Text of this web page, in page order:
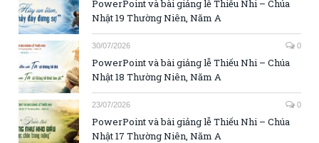
PowerPoint và bài giảng lễ Thiếu Nhi – Chúa
Nhật 19 Thường Niên, Năm A
30/07/2026 0
PowerPoint và bài giảng lễ Thiếu Nhi – Chúa
Nhật 18 Thường Niên, Năm A
23/07/2026 0
PowerPoint và bài giảng lễ Thiếu Nhi – Chúa
Nhật 17 Thường Niên, Năm A